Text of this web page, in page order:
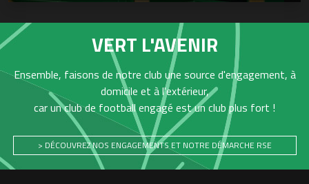
VERT L'AVENIR
Ensemble, faisons de notre club une source d'engagement, à
domicile et à l'extérieur,
car un club de football engagé est un club plus fort !
> DÉCOUVREZ NOS ENGAGEMENTS ET NOTRE DÉMARCHE RSE